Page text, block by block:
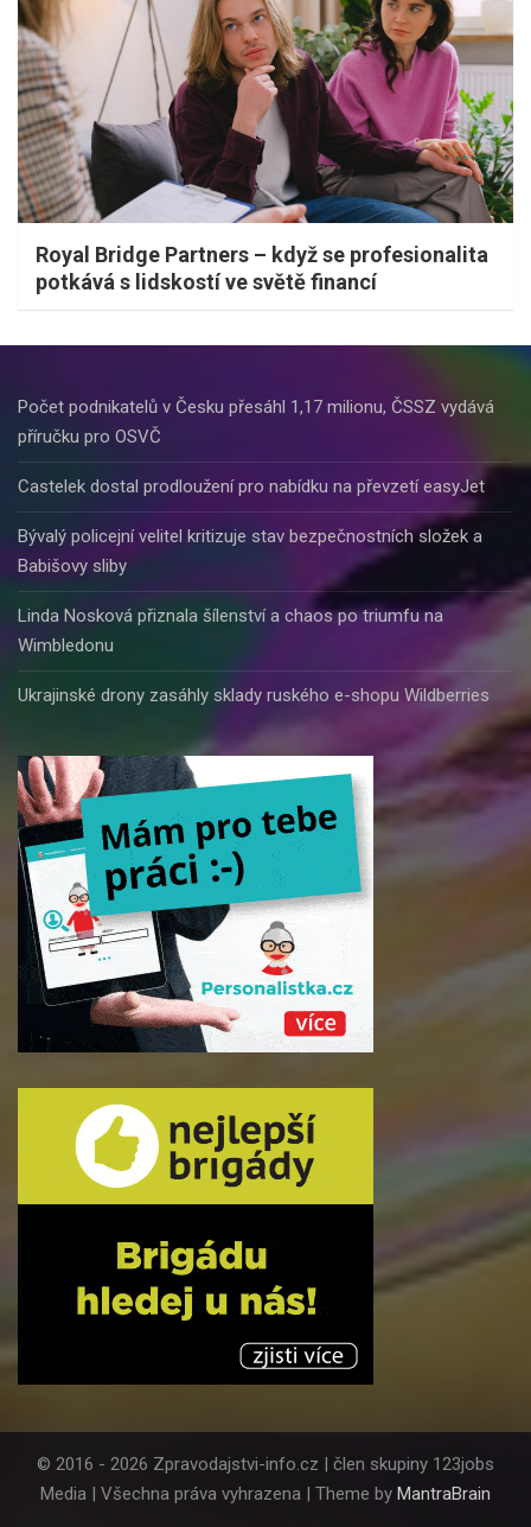
Royal Bridge Partners – když se profesionalita
potkává s lidskostí ve světě financí
Počet podnikatelů v Česku přesáhl 1,17 milionu, ČSSZ vydává
příručku pro OSVČ
Castelek dostal prodloužení pro nabídku na převzetí easyJet
Bývalý policejní velitel kritizuje stav bezpečnostních složek a
Babišovy sliby
Linda Nosková přiznala šílenství a chaos po triumfu na
Wimbledonu
Ukrajinské drony zasáhly sklady ruského e-shopu Wildberries
© 2016 - 2026 Zpravodajstvi-info.cz | člen skupiny 123jobs
Media | Všechna práva vyhrazena | Theme by MantraBrain